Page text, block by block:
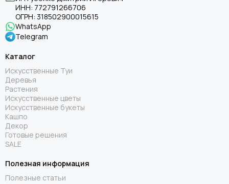
ИНН: 772791266706
ОГРН: 318502900015615
WhatsApp
Telegram
Каталог
Искусственные Туи
Деревья
Растения
Искусственные цветы
Искусственные букеты
Кашпо
Декор
Готовые решения
SALE
Полезная информация
Полезные статьи